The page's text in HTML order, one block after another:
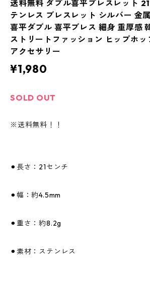
送料無料 ダブル喜平ブレスレット
テンレス ブレスレット シルバー 金
喜平ダブル 喜平ブレス 細身 重厚感
ストリートファッション ヒップホッ
アクセサリー
¥1,980
SOLD OUT
※送料無料！！
⚫︎長さ：21センチ
⚫︎幅：約4.5mm
⚫︎重さ：約8.2g
⚫︎素材：ステンレス